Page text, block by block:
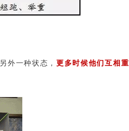
外一种状态，更多时候他们互相重